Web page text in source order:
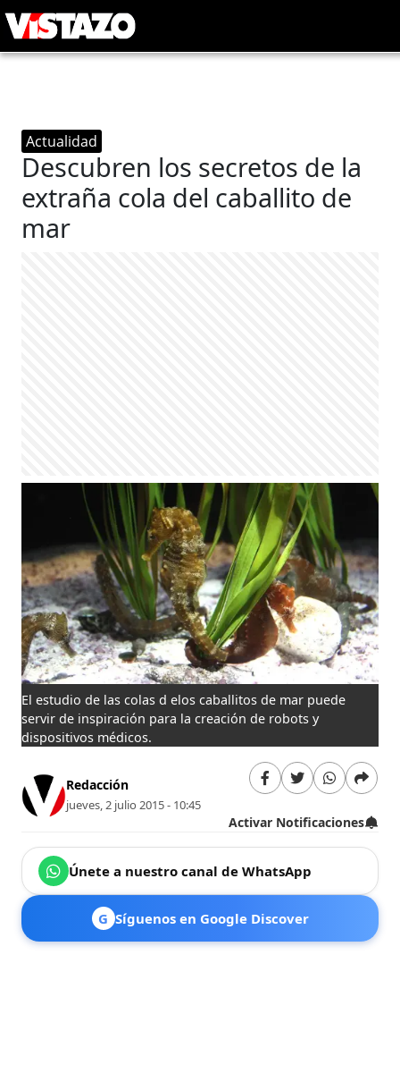
Actualidad
Descubren los secretos de la
extraña cola del caballito de
mar
El estudio de las colas d elos caballitos de mar puede
servir de inspiración para la creación de robots y
dispositivos médicos.
Redacción
jueves, 2 julio 2015 - 10:45
Activar Notificaciones
Únete a nuestro canal de WhatsApp
G Síguenos en Google Discover